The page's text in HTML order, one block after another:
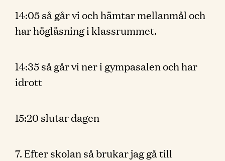
14:05 så går vi och hämtar mellanmål och
har högläsning i klassrummet.
14:35 så går vi ner i gympasalen och har
idrott
15:20 slutar dagen
7. Efter skolan så brukar jag gå till